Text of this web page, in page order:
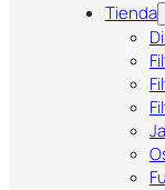
Tienda
Jarra
Reduce